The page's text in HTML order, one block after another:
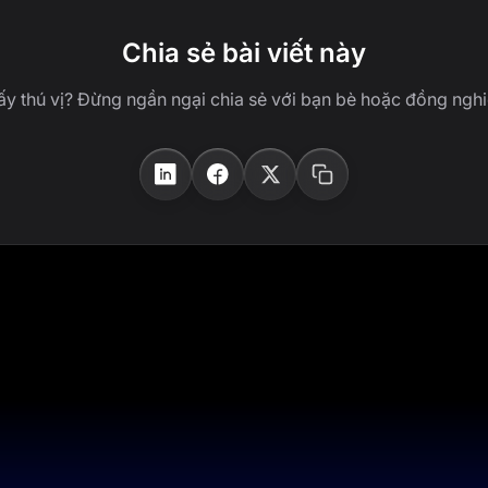
Chia sẻ bài viết này
thú vị? Đừng ngần ngại chia sẻ với bạn bè hoặc đồng